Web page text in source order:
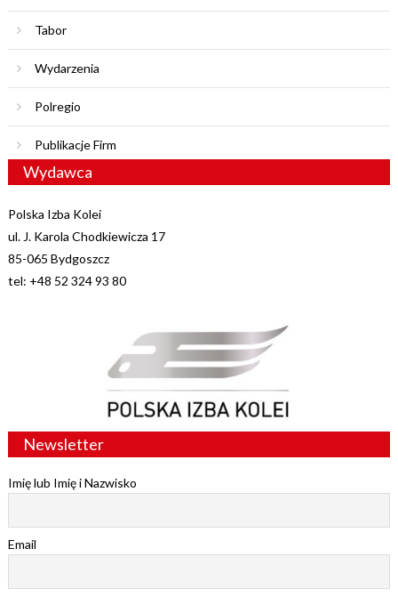
Tabor
Wydarzenia
Polregio
Publikacje Firm
Wydawca
Polska Izba Kolei
ul. J. Karola Chodkiewicza 17
85-065 Bydgoszcz
tel: +48 52 324 93 80
Newsletter
Imię lub Imię i Nazwisko
Email